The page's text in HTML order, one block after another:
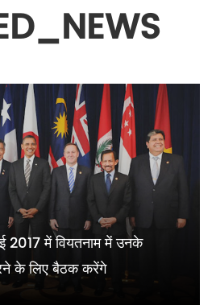
2017 में वियतनाम में उनके
के लिए बैठक करेंगे